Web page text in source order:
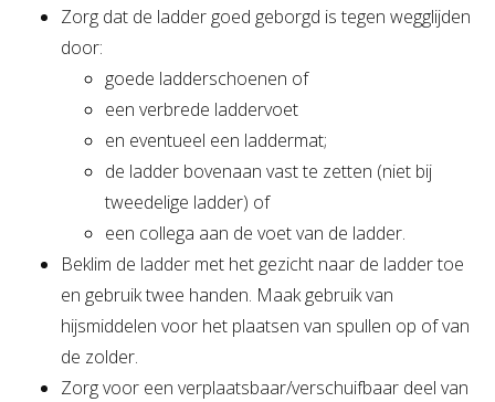
Zorg dat de ladder goed geborgd is tegen wegglijden
door:
goede ladderschoenen of
een verbrede laddervoet
en eventueel een laddermat;
de ladder bovenaan vast te zetten (niet bij
tweedelige ladder) of
een collega aan de voet van de ladder.
Beklim de ladder met het gezicht naar de ladder toe
en gebruik twee handen. Maak gebruik van
hijsmiddelen voor het plaatsen van spullen op of van
de zolder.
Zorg voor een verplaatsbaar/verschuifbaar deel van